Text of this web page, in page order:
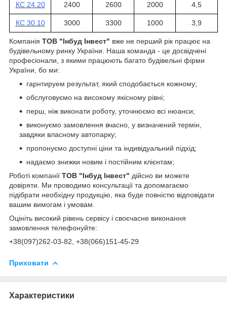
КС 24.20 2400 2600 2000 4,5
КС 30.10 3000 3300 1000 3,9
Компанія ТОВ "Інбуд Інвест" вже не перший рік працює на
будівельному ринку України. Наша команда - це досвідчені
професіонали, з якими працюють багато будівельні фірми
України, бо ми:
гарнтируем результат, який сподобається кожному;
обслуговуємо на високому якісному рівні;
перш, ніж виконати роботу, уточнюємо всі нюанси;
виконуємо замовлення вчасно, у визначений термін,
завдяки власному автопарку;
пропонуємо доступні ціни та індивідуальний підхід;
надаємо знижки новим і постійним клієнтам;
Роботі компанії ТОВ "Інбуд Інвест" дійсно ви можете
довіряти. Ми проводимо консультації та допомагаємо
підібрати необхідну продукцію, яка буде повністю відповідати
вашим вимогам і умовам.
Оцініть високий рівень сервісу і своєчасне виконання
замовлення телефонуйте:
+38(097)262-03-82 , +38(066)151-45-29
Приховати
Характеристики